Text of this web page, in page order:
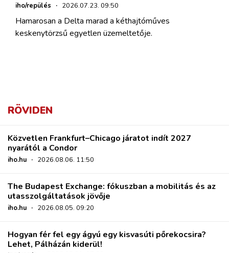
iho/repülés · 2026.07.23. 09:50
Hamarosan a Delta marad a kéthajtóműves
keskenytörzsű egyetlen üzemeltetője.
RÖVIDEN
Közvetlen Frankfurt–Chicago járatot indít 2027
nyarától a Condor
iho.hu · 2026.08.06. 11:50
The Budapest Exchange: fókuszban a mobilitás és az
utasszolgáltatások jövője
iho.hu · 2026.08.05. 09:20
Hogyan fér fel egy ágyú egy kisvasúti pőrekocsira?
Lehet, Pálházán kiderül!